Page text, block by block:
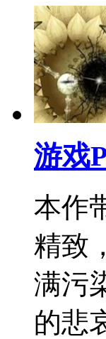
游戏
本作
精致
满污
的悲